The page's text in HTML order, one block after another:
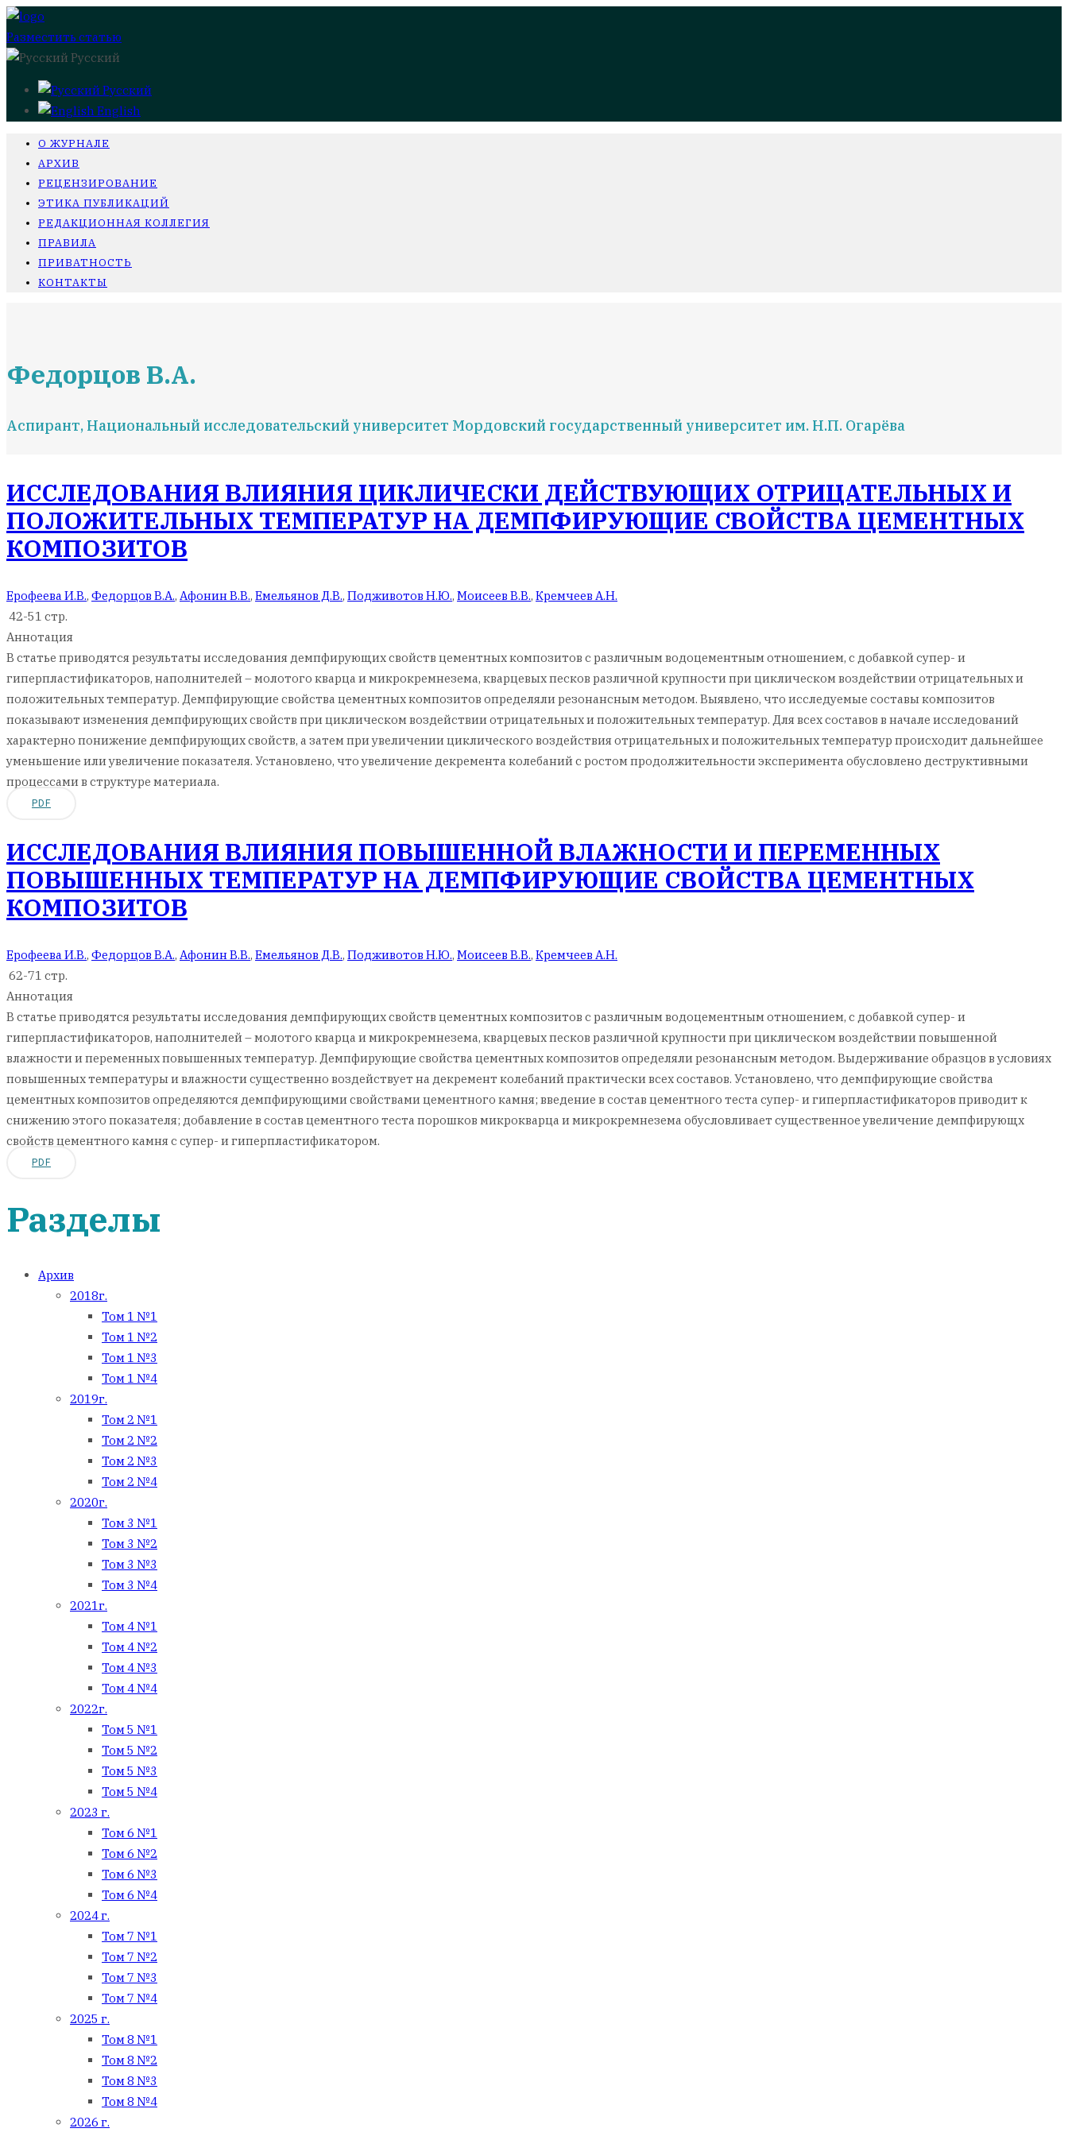
Разместить статью
Русский
Русский
English
О ЖУРНАЛЕ
АРХИВ
РЕЦЕНЗИРОВАНИЕ
ЭТИКА ПУБЛИКАЦИЙ
РЕДАКЦИОННАЯ КОЛЛЕГИЯ
ПРАВИЛА
ПРИВАТНОСТЬ
КОНТАКТЫ
Федорцов В.А.
Аспирант, Национальный исследовательский университет Мордовский государственный университет им. Н.П. Огарёва
ИССЛЕДОВАНИЯ ВЛИЯНИЯ ЦИКЛИЧЕСКИ ДЕЙСТВУЮЩИХ ОТРИЦАТЕЛЬНЫХ И
ПОЛОЖИТЕЛЬНЫХ ТЕМПЕРАТУР НА ДЕМПФИРУЮЩИЕ СВОЙСТВА ЦЕМЕНТНЫХ
КОМПОЗИТОВ
Ерофеева И.В., Федорцов В.А., Афонин В.В., Емельянов Д.В., Подживотов Н.Ю., Моисеев В.В., Кремчеев А.Н.
42-51 стр.
Аннотация
В статье приводятся результаты исследования демпфирующих свойств цементных композитов с различным водоцементным отношением, с добавкой супер- и
гиперпластификаторов, наполнителей – молотого кварца и микрокремнезема, кварцевых песков различной крупности при циклическом воздействии отрицательных и
положительных температур. Демпфирующие свойства цементных композитов определяли резонансным методом. Выявлено, что исследуемые составы композитов
показывают изменения демпфирующих свойств при циклическом воздействии отрицательных и положительных температур. Для всех составов в начале исследований
характерно понижение демпфирующих свойств, а затем при увеличении циклического воздействия отрицательных и положительных температур происходит дальнейшее
уменьшение или увеличение показателя. Установлено, что увеличение декремента колебаний с ростом продолжительности эксперимента обусловлено деструктивными
процессами в структуре материала.
PDF
ИССЛЕДОВАНИЯ ВЛИЯНИЯ ПОВЫШЕННОЙ ВЛАЖНОСТИ И ПЕРЕМЕННЫХ
ПОВЫШЕННЫХ ТЕМПЕРАТУР НА ДЕМПФИРУЮЩИЕ СВОЙСТВА ЦЕМЕНТНЫХ
КОМПОЗИТОВ
Ерофеева И.В., Федорцов В.А., Афонин В.В., Емельянов Д.В., Подживотов Н.Ю., Моисеев В.В., Кремчеев А.Н.
62-71 стр.
Аннотация
В статье приводятся результаты исследования демпфирующих свойств цементных композитов с различным водоцементным отношением, с добавкой супер- и
гиперпластификаторов, наполнителей – молотого кварца и микрокремнезема, кварцевых песков различной крупности при циклическом воздействии повышенной
влажности и переменных повышенных температур. Демпфирующие свойства цементных композитов определяли резонансным методом. Выдерживание образцов в условиях
повышенных температуры и влажности существенно воздействует на декремент колебаний практически всех составов. Установлено, что демпфирующие свойства
цементных композитов определяются демпфирующими свойствами цементного камня; введение в состав цементного теста супер- и гиперпластификаторов приводит к
снижению этого показателя; добавление в состав цементного теста порошков микрокварца и микрокремнезема обусловливает существенное увеличение демпфирующх
свойств цементного камня с супер- и гиперпластификатором.
PDF
Разделы
Архив
2018г.
Том 1 №1
Том 1 №2
Том 1 №3
Том 1 №4
2019г.
Том 2 №1
Том 2 №2
Том 2 №3
Том 2 №4
2020г.
Том 3 №1
Том 3 №2
Том 3 №3
Том 3 №4
2021г.
Том 4 №1
Том 4 №2
Том 4 №3
Том 4 №4
2022г.
Том 5 №1
Том 5 №2
Том 5 №3
Том 5 №4
2023 г.
Том 6 №1
Том 6 №2
Том 6 №3
Том 6 №4
2024 г.
Том 7 №1
Том 7 №2
Том 7 №3
Том 7 №4
2025 г.
Том 8 №1
Том 8 №2
Том 8 №3
Том 8 №4
2026 г.